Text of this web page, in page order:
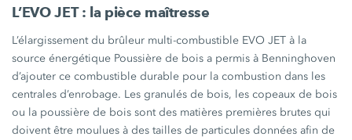
L’EVO JET : la pièce maîtresse
L’élargissement du brûleur multi-combustible EVO JET à la
source énergétique Poussière de bois a permis à Benninghoven
d’ajouter ce combustible durable pour la combustion dans les
centrales d’enrobage. Les granulés de bois, les copeaux de bois
ou la poussière de bois sont des matières premières brutes qui
doivent être moulues à des tailles de particules données afin de